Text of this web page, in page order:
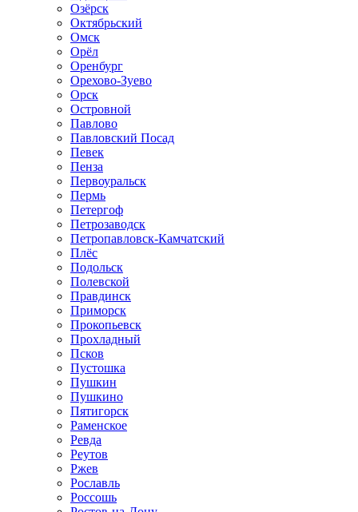
Озёрск
Октябрьский
Омск
Орёл
Оренбург
Орехово-Зуево
Орск
Островной
Павлово
Павловский Посад
Певек
Пенза
Первоуральск
Пермь
Петергоф
Петрозаводск
Петропавловск-Камчатский
Плёс
Подольск
Полевской
Правдинск
Приморск
Прокопьевск
Прохладный
Псков
Пустошка
Пушкин
Пушкино
Пятигорск
Раменское
Ревда
Реутов
Ржев
Рославль
Россошь